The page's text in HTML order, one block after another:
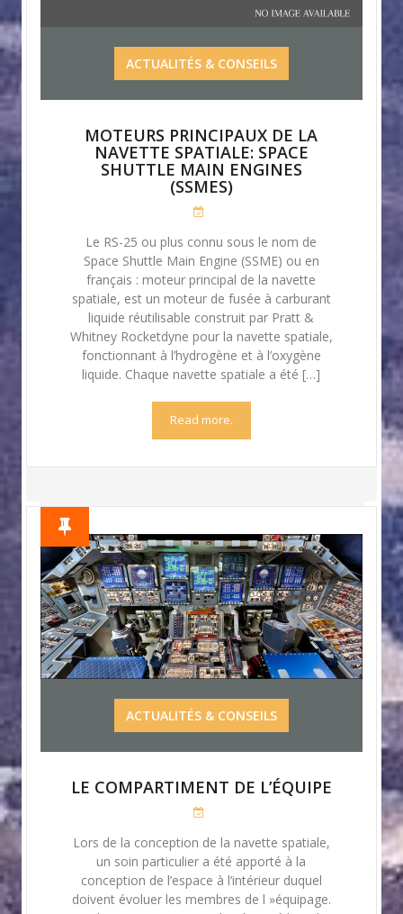
ACTUALITÉS & CONSEILS
MOTEURS PRINCIPAUX DE LA
NAVETTE SPATIALE: SPACE
SHUTTLE MAIN ENGINES
(SSMES)
Le RS-25 ou plus connu sous le nom de
Space Shuttle Main Engine (SSME) ou en
français : moteur principal de la navette
spatiale, est un moteur de fusée à carburant
liquide réutilisable construit par Pratt &
Whitney Rocketdyne pour la navette spatiale,
fonctionnant à l’hydrogène et à l’oxygène
liquide. Chaque navette spatiale a été […]
Read more.
ACTUALITÉS & CONSEILS
LE COMPARTIMENT DE L’ÉQUIPE
Lors de la conception de la navette spatiale,
un soin particulier a été apporté à la
conception de l’espace à l’intérieur duquel
doivent évoluer les membres de l »équipage.